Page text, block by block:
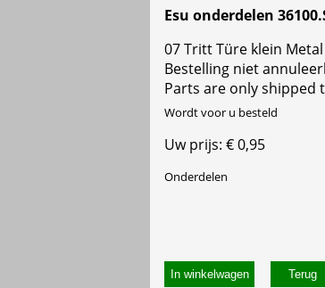
Esu onderdelen
07 Tritt Türe klein Metal
Bestelling niet
Parts are only shipped
Wordt voor u besteld
Uw prijs: € 0,95
Onderdelen
In winkelwagen